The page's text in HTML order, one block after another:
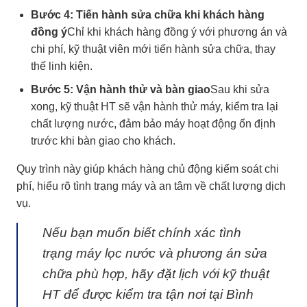
Bước 4: Tiến hành sửa chữa khi khách hàng
đồng ýChỉ khi khách hàng đồng ý với phương án và
chi phí, kỹ thuật viên mới tiến hành sửa chữa, thay
thế linh kiện.
Bước 5: Vận hành thử và bàn giaoSau khi sửa
xong, kỹ thuật HT sẽ vận hành thử máy, kiểm tra lại
chất lượng nước, đảm bảo máy hoạt động ổn định
trước khi bàn giao cho khách.
Quy trình này giúp khách hàng chủ động kiểm soát chi
phí, hiểu rõ tình trạng máy và an tâm về chất lượng dịch
vụ.
Nếu bạn muốn biết chính xác tình
trạng máy lọc nước và phương án sửa
chữa phù hợp, hãy đặt lịch với kỹ thuật
HT để được kiểm tra tận nơi tại Bình